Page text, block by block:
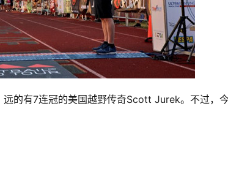
的有7连冠的美国越野传奇Scott Jurek。不过，